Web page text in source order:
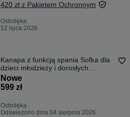
420 zł z Pakietem Ochronnym
Ostrołęka
12 lipca 2026
Kanapa z funkcją spania Sofka dla
dzieci młodzieży i dorosłych
NOWOŚĆ
Nowe
599 zł
Ostrołęka
Odświeżono dnia 04 sierpnia 2026